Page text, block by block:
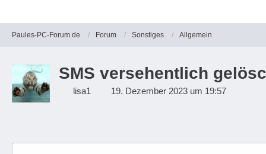
Paules-PC-Forum.de Forum Sonstiges Allgemein
SMS versehentlich
lisa1 19. Dezember 2023 um 19:57